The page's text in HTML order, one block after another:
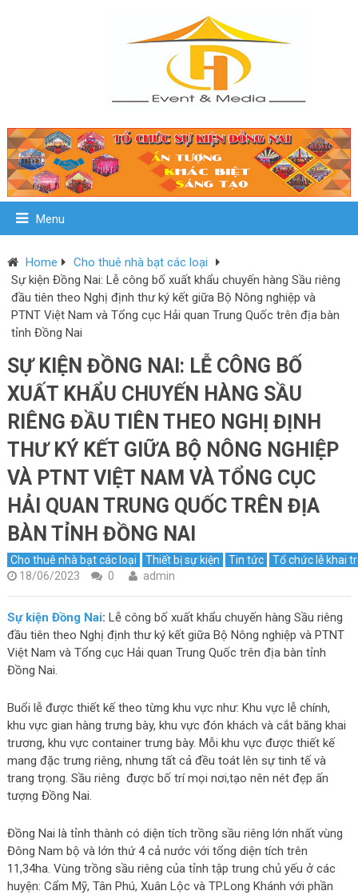
Menu
Home
Cho thuê nhà bạt các loại
Sự kiện Đồng Nai: Lễ công bố xuất khẩu chuyến hàng Sầu riêng
đầu tiên theo Nghị định thư ký kết giữa Bộ Nông nghiệp và
PTNT Việt Nam và Tổng cục Hải quan Trung Quốc trên địa bàn
tỉnh Đồng Nai
SỰ KIỆN ĐỒNG NAI: LỄ CÔNG BỐ
XUẤT KHẨU CHUYẾN HÀNG SẦU
RIÊNG ĐẦU TIÊN THEO NGHỊ ĐỊNH
THƯ KÝ KẾT GIỮA BỘ NÔNG NGHIỆP
VÀ PTNT VIỆT NAM VÀ TỔNG CỤC
HẢI QUAN TRUNG QUỐC TRÊN ĐỊA
BÀN TỈNH ĐỒNG NAI
Cho thuê nhà bạt các loại Thiết bị sự kiện Tin tức
Tổ chức lễ khai
18/06/2023
0 admin
Sự kiện Đồng Nai: Lễ công bố xuất khẩu chuyến hàng Sầu riêng
đầu tiên theo Nghị định thư ký kết giữa Bộ Nông nghiệp và PTNT
Việt Nam và Tổng cục Hải quan Trung Quốc trên địa bàn tỉnh
Đồng Nai.
Buổi lễ được thiết kế theo từng khu vực như: Khu vực lễ chính,
khu vực gian hàng trưng bày, khu vực đón khách và cắt băng khai
trương, khu vực container trưng bày. Mỗi khu vực được thiết kế
mang đặc trưng riêng, nhưng tất cả đều toát lên sự tinh tế và
trang trọng. Sầu riêng được bố trí mọi nơi,tạo nên nét đẹp ấn
tượng Đồng Nai.
Đồng Nai là tỉnh thành có diện tích trồng sầu riêng lớn nhất vùng
Đông Nam bộ và lớn thứ 4 cả nước với tổng diện tích trên
11,34ha. Vùng trồng sầu riêng của tỉnh tập trung chủ yếu ở các
huyện: Cẩm Mỹ, Tân Phú, Xuân Lộc và TP.Long Khánh với phần